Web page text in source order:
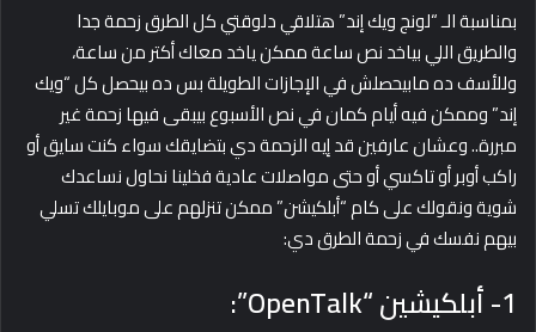
بمناسبة الـ “لونج ويك إند” هتلاقي دلوقتي كل الطرق زحمة جدا
والطريق اللي بياخد نص ساعة ممكن ياخد معاك أكتر من ساعة،
وللأسف ده مابيحصلش في الإجازات الطويلة بس ده بيحصل كل “ويك
إند” وممكن فيه أيام كمان في نص الأسبوع بيبقى فيها زحمة غير
مبررة.. وعشان عارفين قد إيه الزحمة دي بتضايقك سواء كنت سايق أو
راكب أوبر أو تاكسي أو حتى مواصلات عادية فخلينا نحاول نساعدك
شوية ونقولك على كام “أبلكيشن” ممكن تنزلهم على موبايلك تسلي
بيهم نفسك في زحمة الطرق دي:
1- أبلكيشين “OpenTalk”: